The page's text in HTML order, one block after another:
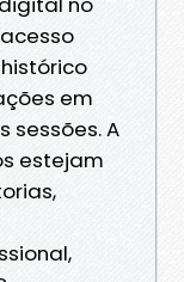
em
sessões. A
estejam